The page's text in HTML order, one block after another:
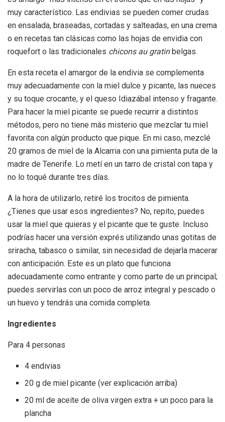
muy característico. Las endivias se pueden comer crudas
en ensalada, braseadas, cortadas y salteadas, en una crema
o en recetas tan clásicas como las hojas de envidia con
roquefort o las tradicionales chicons au gratinbelgas.
En esta receta el amargor de la endivia se complementa
muy adecuadamente con la miel dulce y picante, las nueces
y su toque crocante, y el queso Idiazábal intenso y fragante.
Para hacer la miel picante se puede recurrir a distintos
métodos, pero no tiene más misterio que mezclar tu miel
favorita con algún producto que pique. En mi caso, mezclé
20 gramos de miel de la Alcarria con una pimienta puta de la
madre de Tenerife. Lo metí en un tarro de cristal con tapa y
no lo toqué durante tres días.
A la hora de utilizarlo, retiré los trocitos de pimienta.
¿Tienes que usar esos ingredientes? No, repito, puedes
usar la miel que quieras y el picante que te guste. Incluso
podrías hacer una versión exprés utilizando unas gotitas de
sriracha, tabasco o similar, sin necesidad de dejarla macerar
con anticipación. Este es un plato que funciona
adecuadamente como entrante y como parte de un principal;
puedes servirlas con un poco de arroz integral y pescado o
un huevo y tendrás una comida completa.
Ingredientes
Para 4 personas
4 endivias
20 g de miel picante (ver explicación arriba)
20 ml de aceite de oliva virgen extra + un poco para la
plancha